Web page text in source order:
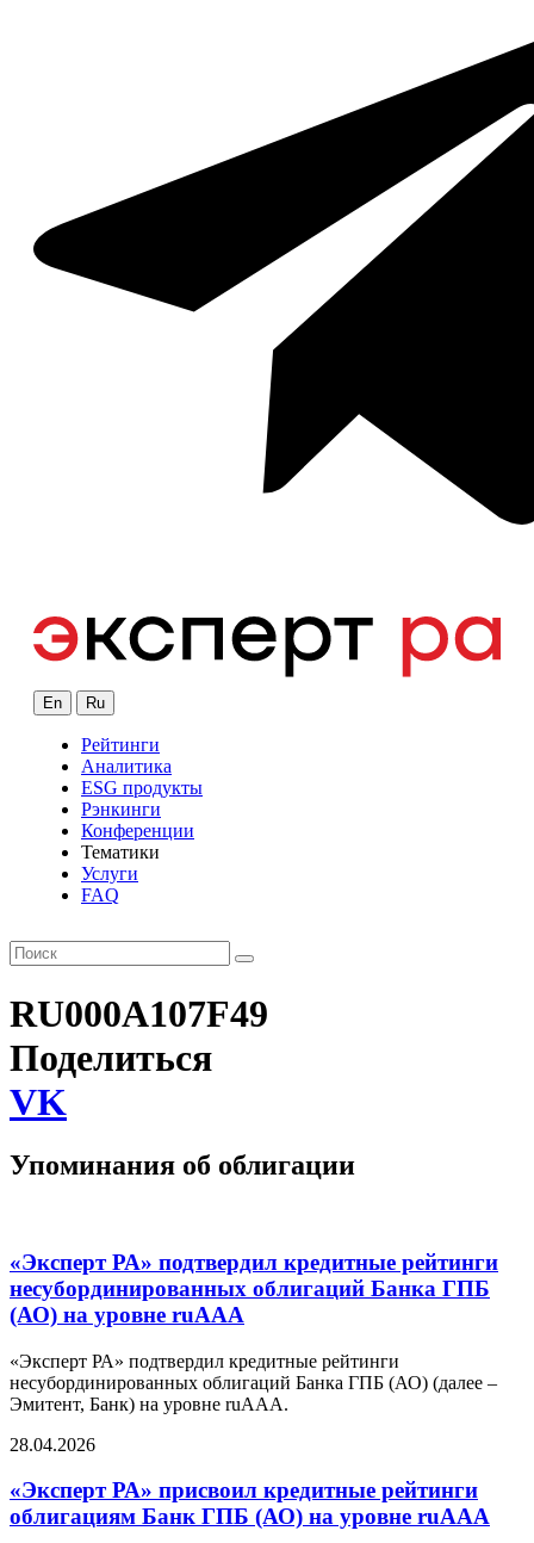
En Ru
Рейтинги
Аналитика
ESG продукты
Рэнкинги
Конференции
Тематики
Услуги
FAQ
RU000A107F49
Поделиться
VK
Упоминания об облигации
«Эксперт РА» подтвердил кредитные рейтинги
несубординированных облигаций Банка ГПБ
(АО) на уровне ruAAА
«Эксперт РА» подтвердил кредитные рейтинги
несубординированных облигаций Банка ГПБ (АО) (далее –
Эмитент, Банк) на уровне ruAAА.
28.04.2026
«Эксперт РА» присвоил кредитные рейтинги
облигациям Банк ГПБ (АО) на уровне ruAAА